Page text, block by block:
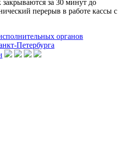
за 30 минут до
перерыв в работе кассы с